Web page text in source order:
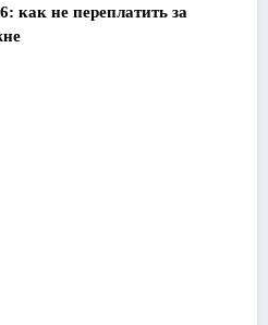
как не переплатить за